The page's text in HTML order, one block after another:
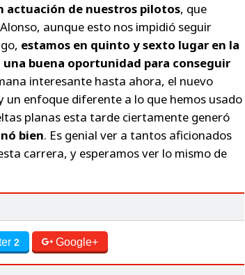
actuación de nuestros pilotos, que
aunque esto nos impidió seguir
estamos en quinto y sexto lugar en la
buena oportunidad para conseguir
interesante hasta ahora, el nuevo
enfoque diferente a lo que hemos usado
planas esta tarde ciertamente generó
bien. Es genial ver a tantos aficionados
carrera, y esperamos ver lo mismo de
2 Google+